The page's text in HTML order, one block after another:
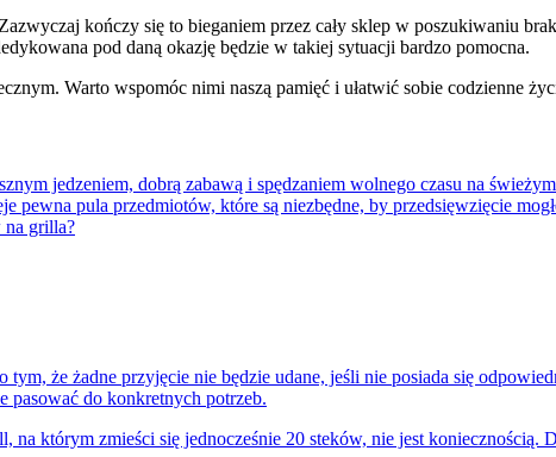
kończy się to bieganiem przez cały sklep w poszukiwaniu
pod daną okazję będzie w takiej sytuacji bardzo pomocna.
Warto wspomóc nimi naszą pamięć i ułatwić sobie codzienne
jedzeniem, dobrą zabawą i spędzaniem wolnego czasu na
pewna pula przedmiotów, które są niezbędne, by przedsięwzięcie
na grilla?
że żadne przyjęcie nie będzie udane, jeśli nie posiada się
pasować do konkretnych potrzeb.
którym zmieści się jednocześnie 20 steków, nie jest koniecznością.